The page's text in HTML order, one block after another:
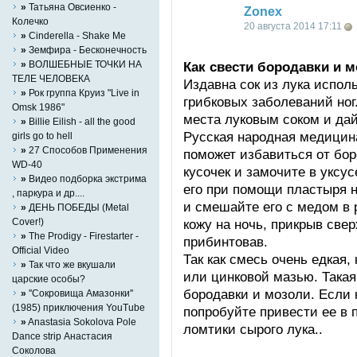
Zonex
20 августа 2014 17:11
Как свести бородавки и
Издавна сок из лука
грибковых заболеваний
места луковым соком и
Русская народная
поможет избавиться от
кусочек и замочите в
его при помощи пластыря
и смешайте его с медом в
кожу на ночь, прикрыв
прибинтовав.
Так как смесь очень
или цинковой мазью.
бородавки и мозоли. Если
попробуйте привести ее в
ломтики сырого лука..
» Татьяна Овсиенко -
Колечко
» Cinderella - Shake Me
» Земфира - Бесконечность
» ВОЛШЕБНЫЕ ТОЧКИ НА
ТЕЛЕ ЧЕЛОВЕКА
» Рок группа Круиз "Live in
Omsk 1986"
» Billie Eilish - all the good
girls go to hell
» 27 Способов Применения
WD-40
» Видео подборка экстрима
, паркура и др....
» ДЕНЬ ПОБЕДЫ (Metal
Cover!)
» The Prodigy - Firestarter -
Official Video
» Так что же вкушали
царские особы?
» ''Сокровища Амазонки''
(1985) приключения YouTube
» Anastasia Sokolova Pole
Dance strip Анастасия
Соколова